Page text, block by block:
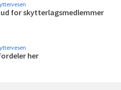
for skytterlagsmedlemmer
her